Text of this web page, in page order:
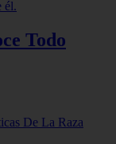
Todo